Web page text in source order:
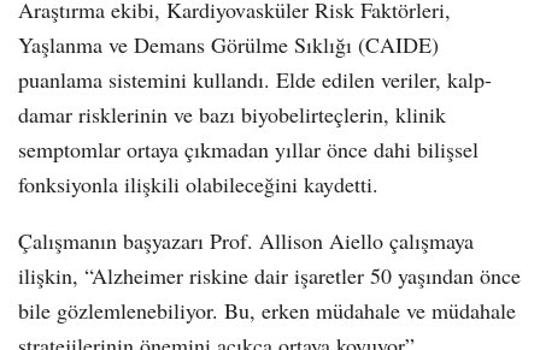
Araştırma ekibi, Kardiyovasküler Risk Faktörleri,
Yaşlanma ve Demans Görülme Sıklığı (CAIDE)
puanlama sistemini kullandı. Elde edilen veriler, kalp-
damar risklerinin ve bazı biyobelirteçlerin, klinik
semptomlar ortaya çıkmadan yıllar önce dahi bilişsel
fonksiyonla ilişkili olabileceğini kaydetti.
Çalışmanın başyazarı Prof. Allison Aiello çalışmaya
ilişkin, “Alzheimer riskine dair işaretler 50 yaşından önce
bile gözlemlenebiliyor. Bu, erken müdahale ve müdahale